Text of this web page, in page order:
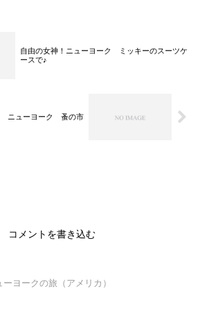
自由の女神！ニューヨーク ミッキーのスーツケ
ースで♪
ニューヨーク 蚤の市
コメントを書き込む
ーヨークの旅（アメリカ）